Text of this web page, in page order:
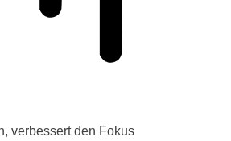
verbessert den Fokus